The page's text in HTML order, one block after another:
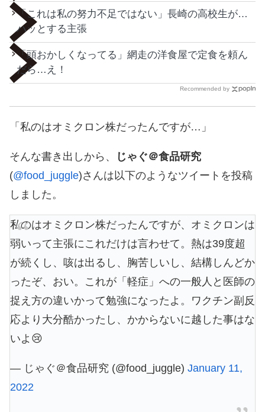
「これは私の努力不足ではない」長崎の高校生が…
ハッとする主張
「頭おかしくなってる」網走の洋食屋で定食を頼ん
だら…え！
Recommended by
「私のはオミクロン株だったんですが…」
そんな書き出しから、
じゃぐ＠食品研究
(@food_juggle)さんは以下のようなツイートを投稿
しました。
私のはオミクロン株だったんですが、オミクロンは
弱いって主張にこれだけは言わせて。熱は39度超
が続くし、咳は出るし、胸苦しいし、結構しんどか
ったぞ、おい。これが「軽症」への一般人と医師の
捉え方の違いかって勉強になったよ。ワクチン副反
応より大分酷かったし、かからないに越した事はな
いよ😢
— じゃぐ＠食品研究 (@food_juggle) January 11,
2022